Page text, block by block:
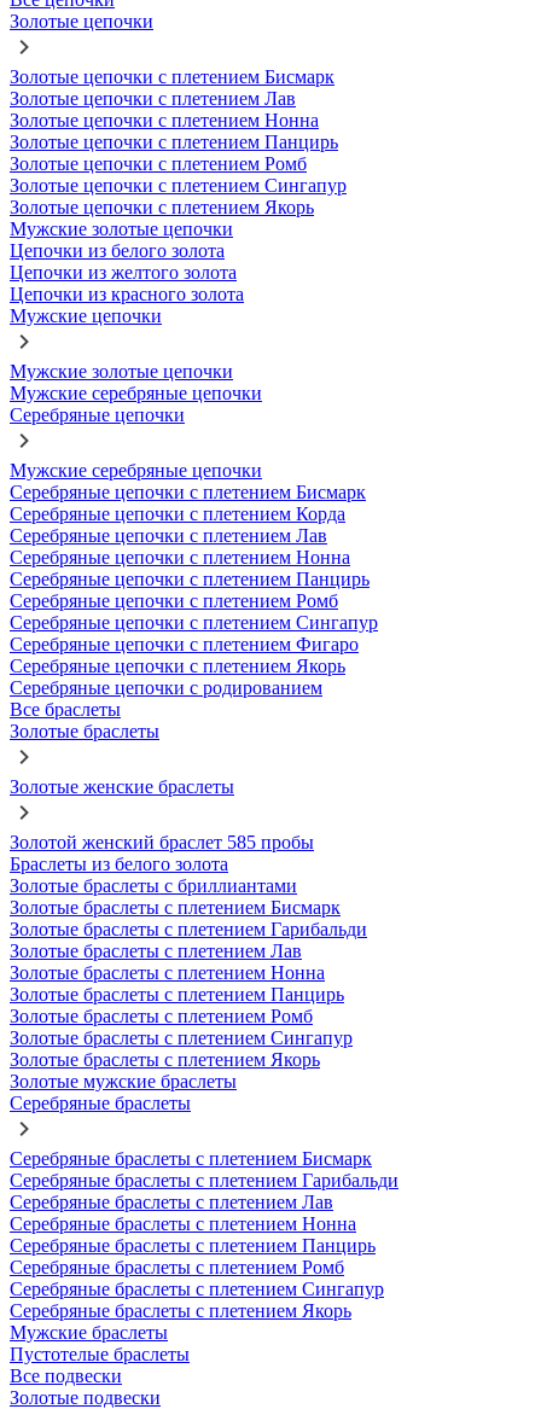
Золотые цепочки
Золотые цепочки с плетением Бисмарк
Золотые цепочки с плетением Лав
Золотые цепочки с плетением Нонна
Золотые цепочки с плетением Панцирь
Золотые цепочки с плетением Ромб
Золотые цепочки с плетением Сингапур
Золотые цепочки с плетением Якорь
Мужские золотые цепочки
Цепочки из белого золота
Цепочки из желтого золота
Цепочки из красного золота
Мужские цепочки
Мужские золотые цепочки
Мужские серебряные цепочки
Серебряные цепочки
Мужские серебряные цепочки
Серебряные цепочки с плетением Бисмарк
Серебряные цепочки с плетением Корда
Серебряные цепочки с плетением Лав
Серебряные цепочки с плетением Нонна
Серебряные цепочки с плетением Панцирь
Серебряные цепочки с плетением Ромб
Серебряные цепочки с плетением Сингапур
Серебряные цепочки с плетением Фигаро
Серебряные цепочки с плетением Якорь
Серебряные цепочки с родированием
Все браслеты
Золотые браслеты
Золотые женские браслеты
Золотой женский браслет 585 пробы
Браслеты из белого золота
Золотые браслеты с бриллиантами
Золотые браслеты с плетением Бисмарк
Золотые браслеты с плетением Гарибальди
Золотые браслеты с плетением Лав
Золотые браслеты с плетением Нонна
Золотые браслеты с плетением Панцирь
Золотые браслеты с плетением Ромб
Золотые браслеты с плетением Сингапур
Золотые браслеты с плетением Якорь
Золотые мужские браслеты
Серебряные браслеты
Серебряные браслеты с плетением Бисмарк
Серебряные браслеты с плетением Гарибальди
Серебряные браслеты с плетением Лав
Серебряные браслеты с плетением Нонна
Серебряные браслеты с плетением Панцирь
Серебряные браслеты с плетением Ромб
Серебряные браслеты с плетением Сингапур
Серебряные браслеты с плетением Якорь
Мужские браслеты
Пустотелые браслеты
Все подвески
Золотые подвески